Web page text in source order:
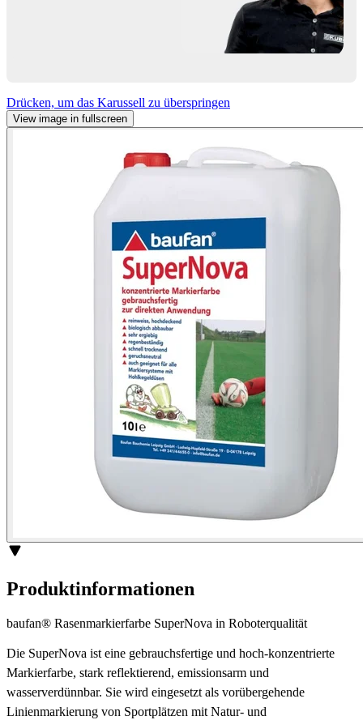
Drücken, um das Karussell zu überspringen
View image in fullscreen
Produktinformationen
baufan® Rasenmarkierfarbe SuperNova in Roboterqualität
Die SuperNova ist eine gebrauchsfertige und hoch-konzentrierte
Markierfarbe, stark reflektierend, emissionsarm und
wasserverdünnbar. Sie wird eingesetzt als vorübergehende
Linienmarkierung von Sportplätzen mit Natur- und